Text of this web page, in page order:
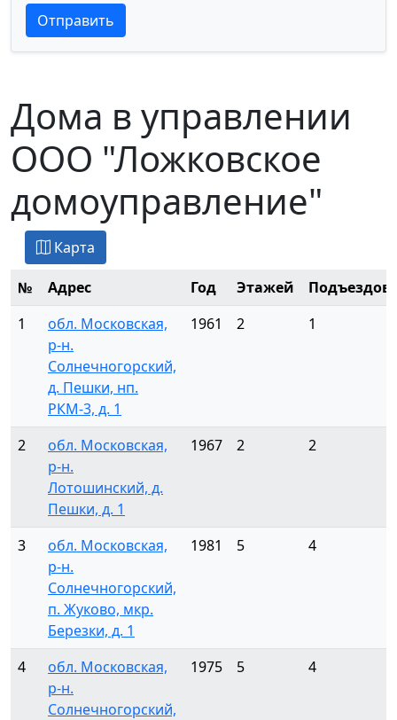
Текст отзыва
Текст отзыва
Отправить
Дома в управлении
ООО "Ложковское
домоуправление"
Карта
№ Адрес Год Этажей
Подъездов
1
обл. Московская,
р-н.
Солнечногорский,
д. Пешки, нп.
РКМ-3, д. 1
1961 2 1
2
обл. Московская,
р-н.
Лотошинский, д.
Пешки, д. 1
1967 2 2
3
обл. Московская,
р-н.
Солнечногорский,
п. Жуково, мкр.
Березки, д. 1
1981 5 4
4
обл. Московская,
р-н.
Солнечногорский,
1975 5 4